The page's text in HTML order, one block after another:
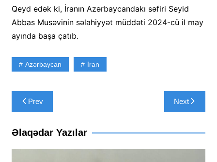
Qeyd edək ki, İranın Azərbaycandakı səfiri Seyid
Abbas Musəvinin səlahiyyət müddəti 2024-cü il may
ayında başa çatıb.
Azərbaycan İran
Yazı
naviqasiyası
Prev Next
Əlaqədar Yazılar